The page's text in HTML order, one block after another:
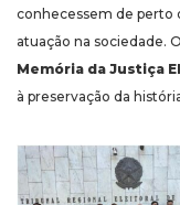
conhecessem de perto
atuação na sociedade.
Memória da Justiça
à preservação da